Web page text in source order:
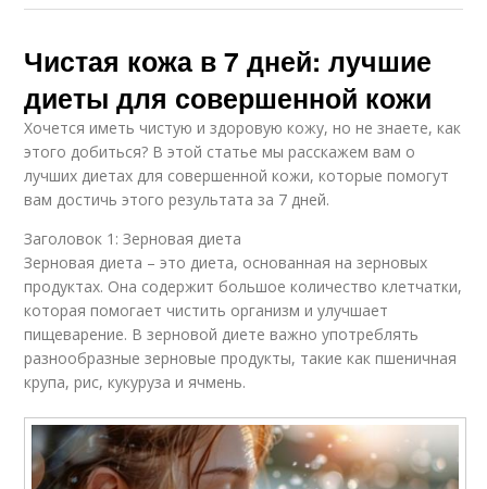
Чистая кожа в 7 дней: лучшие
диеты для совершенной кожи
Хочется иметь чистую и здоровую кожу, но не знаете, как
этого добиться? В этой статье мы расскажем вам о
лучших диетах для совершенной кожи, которые помогут
вам достичь этого результата за 7 дней.
Заголовок 1: Зерновая диета
Зерновая диета – это диета, основанная на зерновых
продуктах. Она содержит большое количество клетчатки,
которая помогает чистить организм и улучшает
пищеварение. В зерновой диете важно употреблять
разнообразные зерновые продукты, такие как пшеничная
крупа, рис, кукуруза и ячмень.